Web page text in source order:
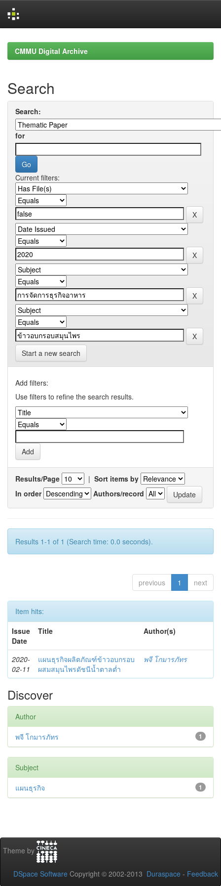
navigationCMMU Digital Archive
Search
Search:
for
Current filters:
Start a new search
Add filters:
Use filters to refine the search results.
Results/Page | Sort items by
In order
Authors/record
Results 1-1 of 1 (Search time: 0.0 seconds).
previous 1 next
Item hits:
Issue
Date
Title Author(s)
2020-
02-11
แผนธุรกิจผลิตภัณฑ์ข้าวอบกรอบ
ผสมสมุนไพรดัชนีน้ำตาลต่ำ
พจี โกมารภัทร
Discover
Author
1
พจี โกมารภัทร
Subject
1
แผนธุรกิจ
Theme by
DSpace Software Copyright © 2002-2013 Duraspace - Feedback